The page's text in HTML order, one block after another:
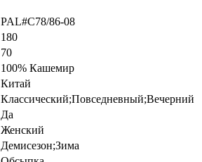
PAL#C78/86-08
180
70
100% Кашемир
Китай
Классический;Повседневный;Вечерний
Да
Женский
Демисезон;Зима